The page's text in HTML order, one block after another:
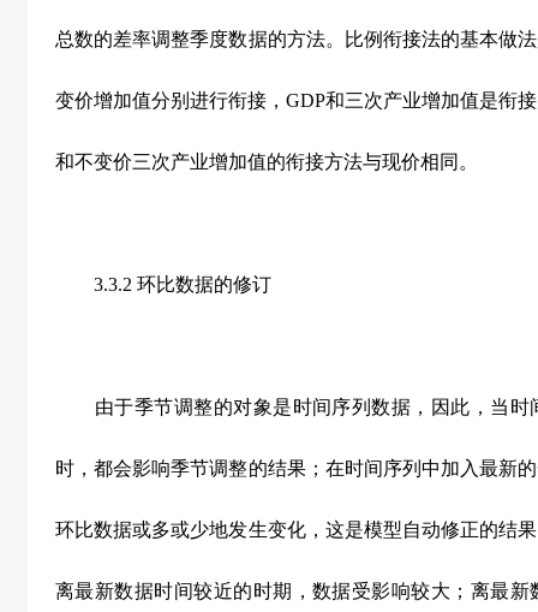
总数的差率调整季度数据的方法。比例衔接法的基本做
变价增加值分别进行衔接，GDP和三次产业增加值是衔
和不变价三次产业增加值的衔接方法与现价相同。
3.3.2 环比数据的修订
由于季节调整的对象是时间序列数据，因此，当时
时，都会影响季节调整的结果；在时间序列中加入最新
环比数据或多或少地发生变化，这是模型自动修正的结
离最新数据时间较近的时期，数据受影响较大；离最